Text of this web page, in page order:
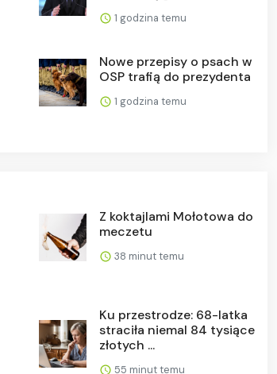
1 godzina temu
Nowe przepisy o psach w
OSP trafią do prezydenta
1 godzina temu
Z koktajlami Mołotowa do
meczetu
38 minut temu
Ku przestrodze: 68-latka
straciła niemal 84 tysiące
złotych ...
55 minut temu